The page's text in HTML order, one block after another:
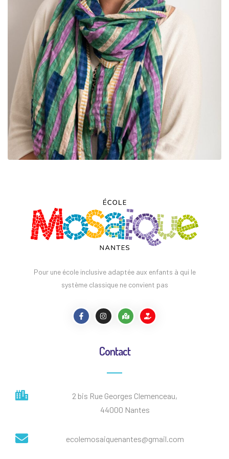
Pour une école inclusive adaptée aux enfants à qui le
système classique ne convient pas
Contact
2 bis Rue Georges Clemenceau,
44000 Nantes
ecolemosaiquenantes@gmail.com